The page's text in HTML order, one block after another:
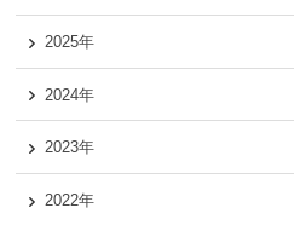
2025年
2024年
2023年
2022年